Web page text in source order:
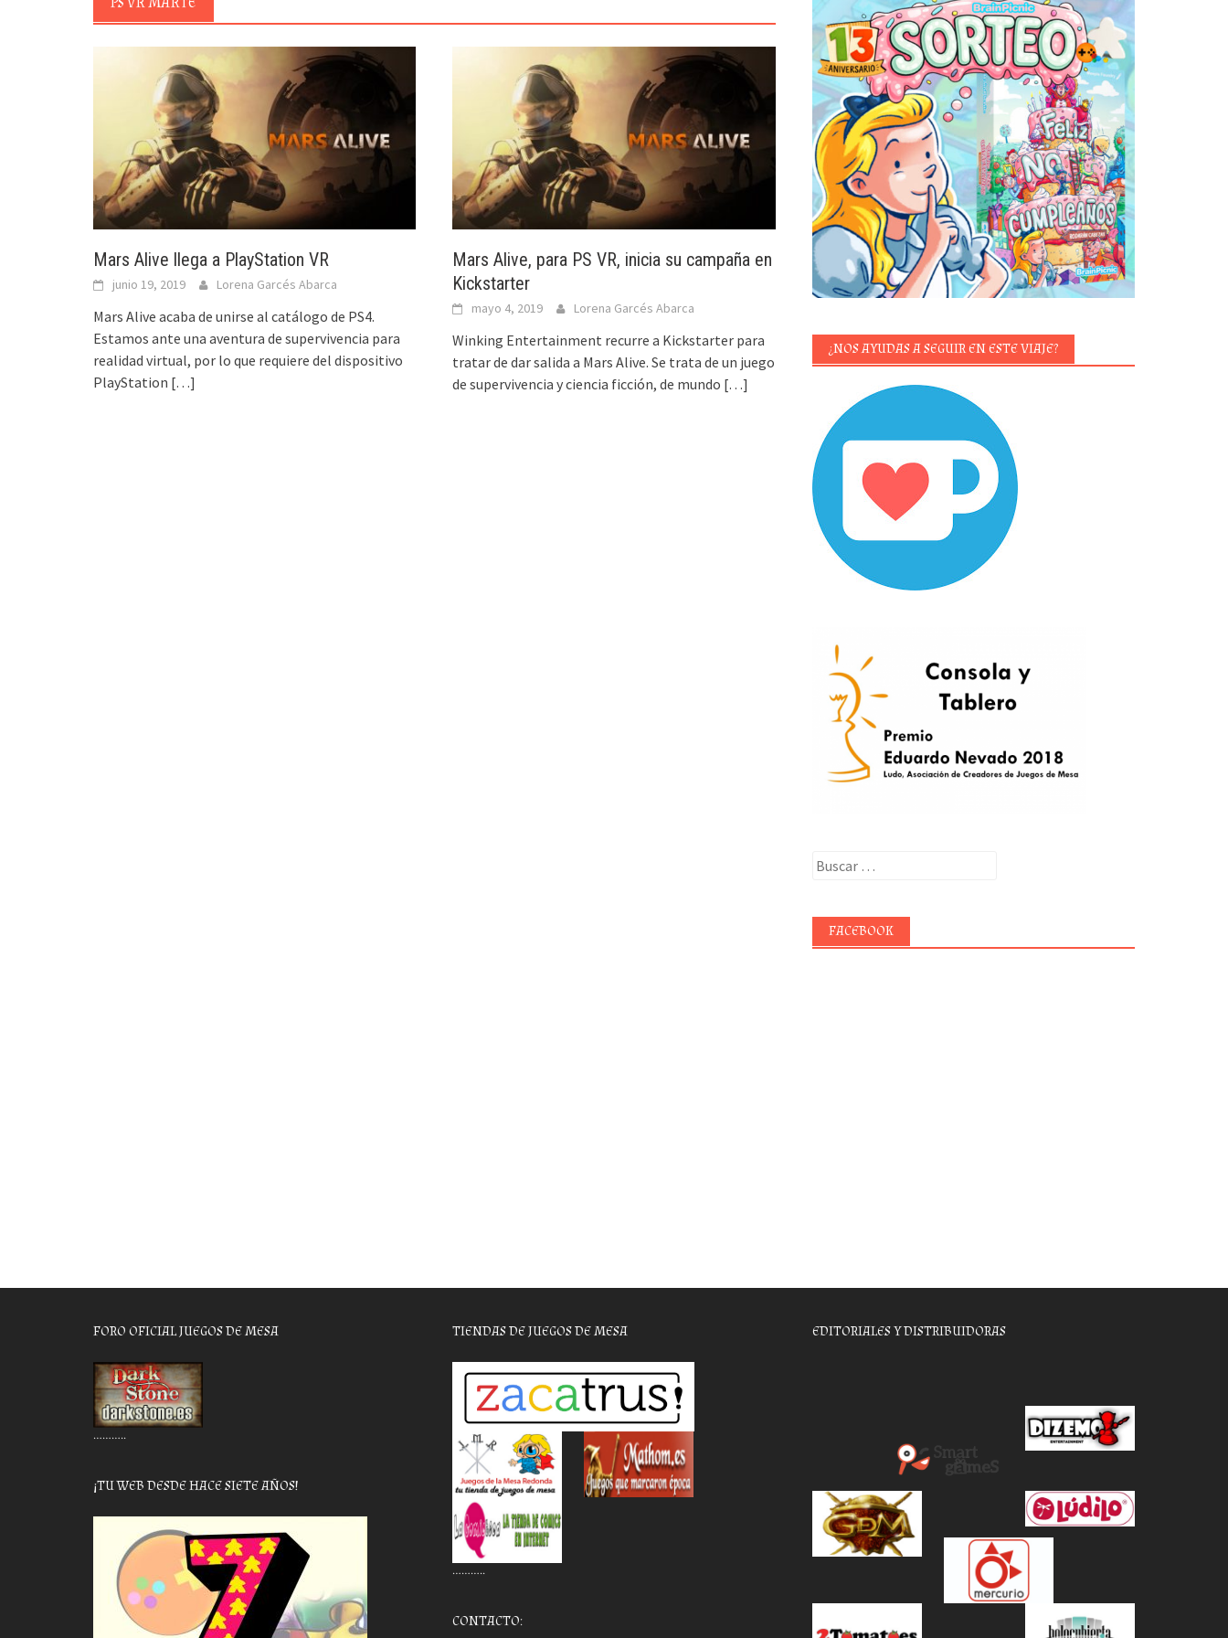
Mars Alive llega a PlayStation VR
junio 19, 2019 Lorena Garcés Abarca
Mars Alive acaba de unirse al catálogo de PS4.
Estamos ante una aventura de supervivencia para
realidad virtual, por lo que requiere del dispositivo
PlayStation […]
Mars Alive, para PS VR, inicia su campaña en
Kickstarter
mayo 4, 2019 Lorena Garcés Abarca
Winking Entertainment recurre a Kickstarter para
tratar de dar salida a Mars Alive. Se trata de un juego
de supervivencia y ciencia ficción, de mundo […]
¿NOS AYUDAS A SEGUIR EN ESTE VIAJE?
Buscar:
FACEBOOK
FORO OFICIAL JUEGOS DE MESA
………..
¡TU WEB DESDE HACE SIETE AÑOS!
TIENDAS DE JUEGOS DE MESA
………..
CONTACTO:
EDITORIALES Y DISTRIBUIDORAS